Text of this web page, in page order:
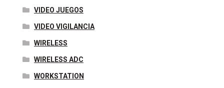
VIDEO JUEGOS
VIDEO VIGILANCIA
WIRELESS
WIRELESS ADC
WORKSTATION